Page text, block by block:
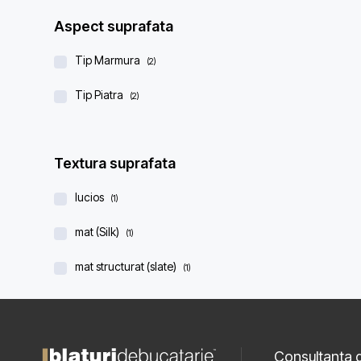
Aspect suprafata
Tip Marmura (2)
Tip Piatra (2)
Textura suprafata
lucios (1)
mat (Silk) (1)
mat structurat (slate) (1)
Consultanta